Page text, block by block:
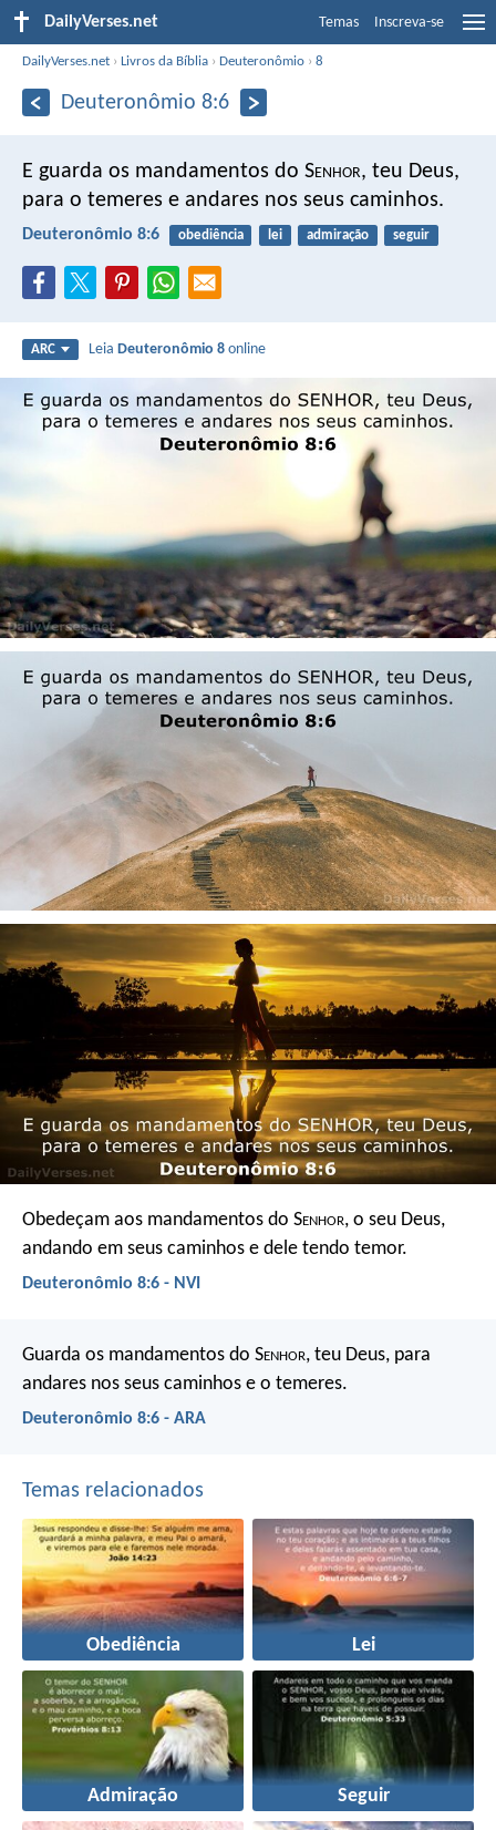
DailyVerses.net Temas Inscreva-se
DailyVerses.net ›Livros da Bíblia ›Deuteronômio ›8
Deuteronômio 8:6
E guarda os mandamentos do Senhor, teu Deus,
para o temeres e andares nos seus caminhos.
Deuteronômio 8:6 obediência lei admiração seguir
ARC LeiaDeuteronômio 8 online
Obedeçam aos mandamentos do Senhor, o seu Deus,
andando em seus caminhos e dele tendo temor.
Deuteronômio 8:6 - NVI
Guarda os mandamentos do Senhor, teu Deus, para
andares nos seus caminhos e o temeres.
Deuteronômio 8:6 - ARA
Temas relacionados
Obediência Lei
Admiração Seguir